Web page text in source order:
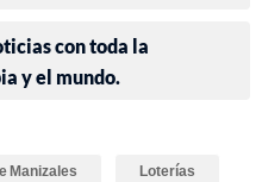
con toda la
y el mundo.
Manizales Loterías